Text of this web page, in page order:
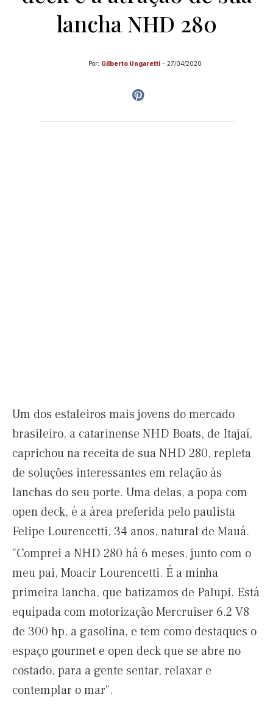
lancha NHD 280
Por: Gilberto Ungaretti - 27/04/2020
Um dos estaleiros mais jovens do mercado
brasileiro, a catarinense NHD Boats, de Itajaí,
caprichou na receita de sua NHD 280, repleta
de soluções interessantes em relação às
lanchas do seu porte. Uma delas, a popa com
open deck, é a área preferida pelo paulista
Felipe Lourencetti, 34 anos, natural de Mauá.
“Comprei a NHD 280 há 6 meses, junto com o
meu pai, Moacir Lourencetti. É a minha
primeira lancha, que batizamos de Palupi. Está
equipada com motorização Mercruiser 6.2 V8
de 300 hp, a gasolina, e tem como destaques o
espaço gourmet e open deck que se abre no
costado, para a gente sentar, relaxar e
contemplar o mar”.